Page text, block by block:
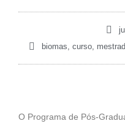
biomas, curso,
O Programa de Pós-